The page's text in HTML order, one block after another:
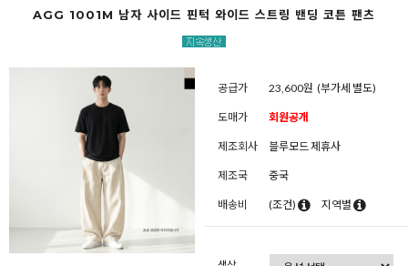
AGG 1001M 남자 사이드 핀턱 와이드 스트링 밴딩 코튼 팬츠
공급가 23,600원 (부가세 별도)
도매가 회원공개
제조회사 블루모드 제휴사
제조국 중국
배송비 (조건) 지역별